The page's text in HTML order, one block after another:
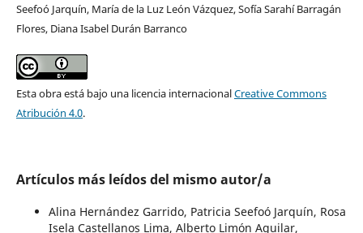
Seefoó Jarquín, María de la Luz León Vázquez, Sofía Sarahí Barragán
Flores, Diana Isabel Durán Barranco
Esta obra está bajo una licencia internacionalCreative Commons
Atribución 4.0.
Artículos más leídos del mismo autor/a
Alina Hernández Garrido, Patricia Seefoó Jarquín, Rosa
Isela Castellanos Lima, Alberto Limón Aguilar,